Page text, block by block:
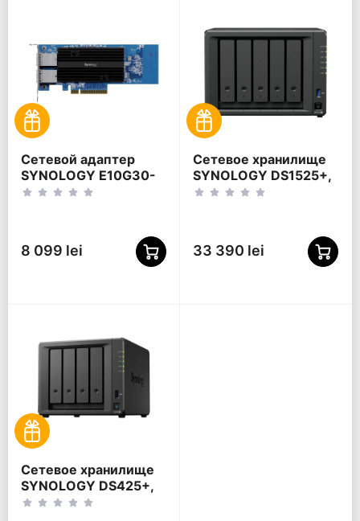
Сетевой адаптер
SYNOLOGY E10G30-
T2 высокоскоростная
8 099 lei
Сетевое хранилище
SYNOLOGY DS1525+,
Черный
33 390 lei
Сетевое хранилище
SYNOLOGY DS425+,
Черный